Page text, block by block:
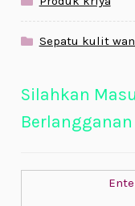
Sepatu kulit
Silahkan
Berlangganan